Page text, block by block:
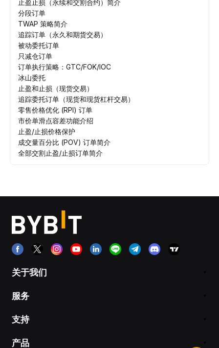
止盈止损（永续和交割合约）简介
分段订单
TWAP 策略简介
追踪订单（永久和期货交易）
被动委托订单
只减仓订单
订单执行策略：GTC/FOK/IOC
冰山委托
止盈和止损（现货交易）
追踪委托订单（现货和现货杠杆交易）
零售价格优化 (RPI) 订单
市价单滑点容差功能介绍
止盈/止损价格保护
成交量百分比 (POV) 订单简介
全部交割止盈/止损订单简介
关于我们
服务
支持
产品